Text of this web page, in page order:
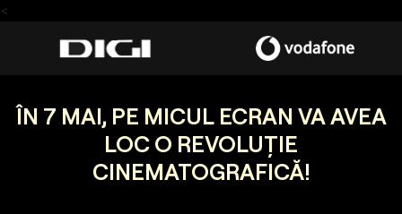
<
ÎN 7 MAI, PE MICUL ECRAN VA AVEA
LOC O REVOLUȚIE
CINEMATOGRAFICĂ!